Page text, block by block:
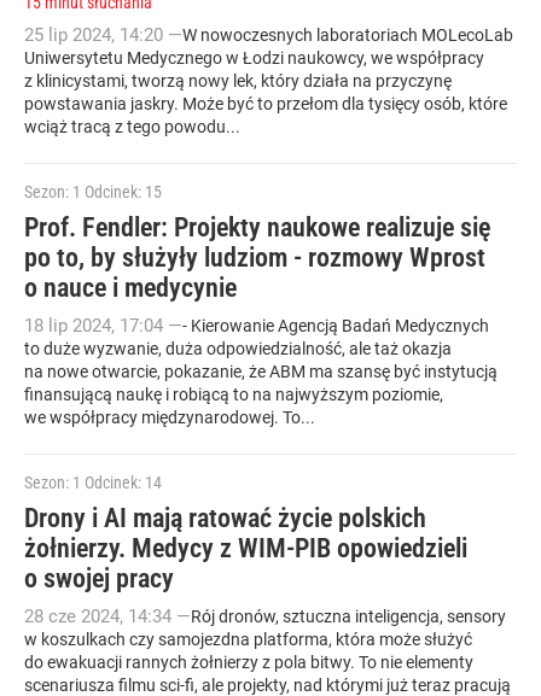
25 lip 2024, 14:20 —W nowoczesnych laboratoriach MOLecoLab
Uniwersytetu Medycznego w Łodzi naukowcy, we współpracy
z klinicystami, tworzą nowy lek, który działa na przyczynę
powstawania jaskry. Może być to przełom dla tysięcy osób, które
wciąż tracą z tego powodu...
Sezon: 1 Odcinek: 15
Prof. Fendler: Projekty naukowe realizuje się
po to, by służyły ludziom - rozmowy Wprost
o nauce i medycynie
18 lip 2024, 17:04 —- Kierowanie Agencją Badań Medycznych
to duże wyzwanie, duża odpowiedzialność, ale taż okazja
na nowe otwarcie, pokazanie, że ABM ma szansę być instytucją
finansującą naukę i robiącą to na najwyższym poziomie,
we współpracy międzynarodowej. To...
Sezon: 1 Odcinek: 14
Drony i AI mają ratować życie polskich
żołnierzy. Medycy z WIM-PIB opowiedzieli
o swojej pracy
28 cze 2024, 14:34 —Rój dronów, sztuczna inteligencja, sensory
w koszulkach czy samojezdna platforma, która może służyć
do ewakuacji rannych żołnierzy z pola bitwy. To nie elementy
scenariusza filmu sci-fi, ale projekty, nad którymi już teraz pracują